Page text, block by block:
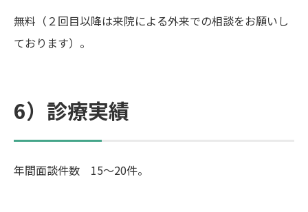
無料（２回目以降は来院による外来での相談をお願いし
ております）。
6）診療実績
年間面談件数 15～20件。